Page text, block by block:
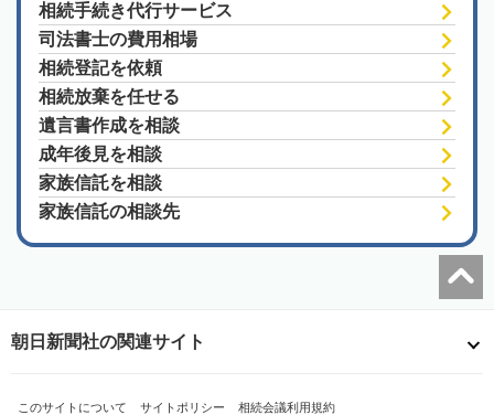
相続手続き代行サービス
司法書士の費用相場
相続登記を依頼
相続放棄を任せる
遺言書作成を相談
成年後見を相談
家族信託を相談
家族信託の相談先
朝日新聞社の関連サイト
このサイトについて サイトポリシー 相続会議利用規約